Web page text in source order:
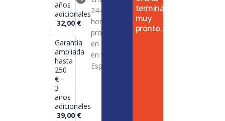
años
adicionales
32,00 €
Garantía
ampliada
hasta
250
€ –
3
años
adicionales
39,00 €
24-72
horas en
productos
en stock
en toda
España
termina
muy
pronto.